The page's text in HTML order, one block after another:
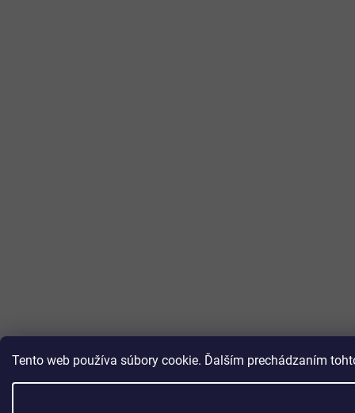
Tento web používa súbory cookie. Ďalším prechádzaním